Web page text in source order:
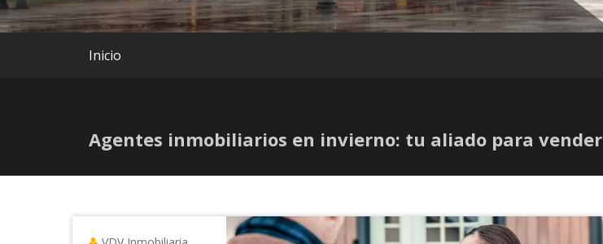
Inicio
Agentes inmobiliarios en invierno: tu aliado para vender